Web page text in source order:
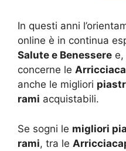
In questi anni
online è in continua
Salute e Benessere
concerne le
anche le migliori
rami acquistabili.
Se sogni le migliori
rami, tra le